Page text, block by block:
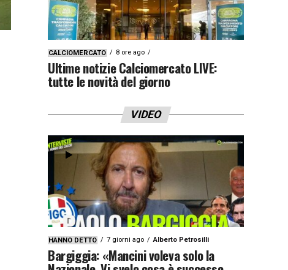
CALCIOMERCATO 8 ore ago
Ultime notizie Calciomercato LIVE:
tutte le novità del giorno
VIDEO
HANNO DETTO 7 giorni ago Alberto Petrosilli
Bargiggia: «Mancini voleva solo la